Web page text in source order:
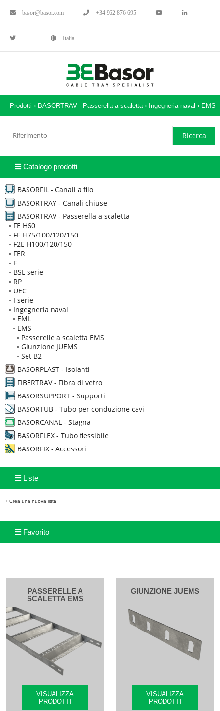
basor@basor.com +34 962 876 695
Italia
Prodotti › BASORTRAV - Passerella a scaletta› Ingegneria naval › EMS
Catalogo prodotti
BASORFIL - Canali a filo
BASORTRAY - Canali chiuse
BASORTRAV - Passerella a scaletta
◦ FE H60
◦ FE H75/100/120/150
◦ F2E H100/120/150
◦ FER
◦ F
◦ BSL serie
◦ RP
◦ UEC
◦ I serie
◦ Ingegneria naval
◦ EML
◦ EMS
◦ Passerelle a scaletta EMS
◦ Giunzione JUEMS
◦ Set B2
BASORPLAST - Isolanti
FIBERTRAV - Fibra di vetro
BASORSUPPORT - Supporti
BASORTUB - Tubo per conduzione cavi
BASORCANAL - Stagna
BASORFLEX - Tubo flessibile
BASORFIX - Accessori
Liste
+ Crea una nuova lista
Favorito
PASSERELLE A
SCALETTA EMS
VISUALIZZA
PRODOTTI
GIUNZIONE JUEMS
VISUALIZZA
PRODOTTI